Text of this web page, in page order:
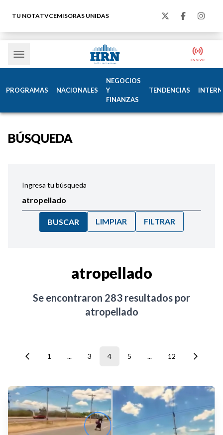
TU NOTATVCEMISORAS UNIDAS
PROGRAMAS NACIONALES
NEGOCIOS
Y
FINANZAS
TENDENCIAS
BÚSQUEDA
Ingresa tu búsqueda
BUSCAR LIMPIAR FILTRAR
atropellado
Se encontraron 283 resultados por
atropellado
1 ... 3 4 5 ... 12